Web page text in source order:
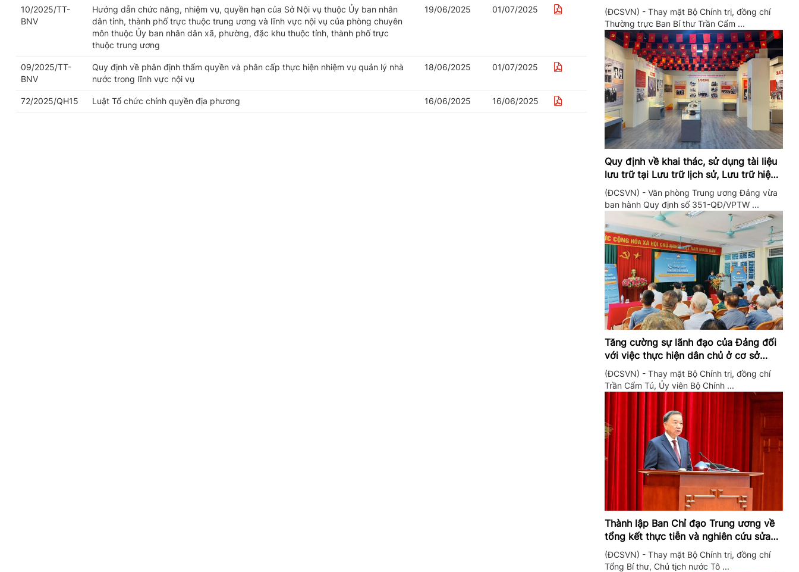
10/2025/TT-
BNV
Hướng dẫn chức năng, nhiệm vụ, quyền hạn của Sở Nội vụ thuộc Ủy ban nhân
dân tỉnh, thành phố trực thuộc trung ương và lĩnh vực nội vụ của phòng chuyên
môn thuộc Ủy ban nhân dân xã, phường, đặc khu thuộc tỉnh, thành phố trực
thuộc trung ương
19/06/2025 01/07/2025
09/2025/TT-
BNV
Quy định về phân định thẩm quyền và phân cấp thực hiện nhiệm vụ quản lý nhà
nước trong lĩnh vực nội vụ
18/06/2025 01/07/2025
72/2025/QH15 Luật Tổ chức chính quyền địa phương 16/06/2025 16/06/2025
đảng trong quý II/2026
(ĐCSVN) - Thay mặt Bộ Chính trị, đồng chí
Thường trực Ban Bí thư Trần Cẩm ...
Quy định về khai thác, sử dụng tài liệu
lưu trữ tại Lưu trữ lịch sử, Lưu trữ hiện
hành của Trung ương Đảng và Văn
phòng Trung ương Đảng
(ĐCSVN) - Văn phòng Trung ương Đảng vừa
ban hành Quy định số 351-QĐ/VPTW ...
Tăng cường sự lãnh đạo của Đảng đối
với việc thực hiện dân chủ ở cơ sở
trong giai đoạn mới
(ĐCSVN) - Thay mặt Bộ Chính trị, đồng chí
Trần Cẩm Tú, Ủy viên Bộ Chính ...
Thành lập Ban Chỉ đạo Trung ương về
tổng kết thực tiễn và nghiên cứu sửa
đổi, bổ sung Điều lệ Đảng
(ĐCSVN) - Thay mặt Bộ Chính trị, đồng chí
Tổng Bí thư, Chủ tịch nước Tô ...